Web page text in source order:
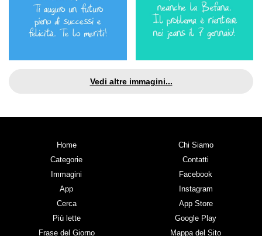
Vedi altre immagini...
Home
Categorie
Immagini
App
Cerca
Più lette
Frase del Giorno
Chi Siamo
Contatti
Facebook
Instagram
App Store
Google Play
Mappa del Sito